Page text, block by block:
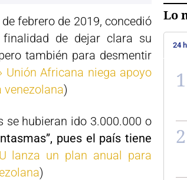
febrero de 2019, concedió
de dejar clara su
también para desmentir
Unión Africana niega apoyo
venezolana)
se hubieran ido 3.000.000 o
pues el país tiene
lanza un plan anual para
)
Lo
24